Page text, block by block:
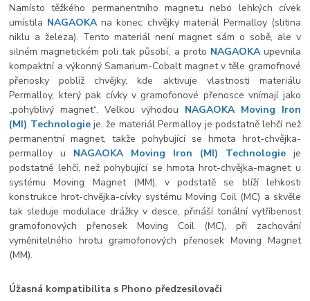
Namísto těžkého permanentního magnetu nebo lehkých cívek
umístila NAGAOKAna konec chvějky materiál Permalloy (slitina
niklu a železa). Tento materiál není magnet sám o sobě, ale v
silném magnetickém poli tak působí, a proto NAGAOKAupevnila
kompaktní a výkonný Samarium-Cobalt magnet v těle gramofnové
přenosky poblíž chvějky, kde aktivuje vlastnosti materiálu
Permalloy, který pak cívky v gramofonové přenosce vnímají jako
„pohyblivý magnet“. Velkou výhodou NAGAOKA Moving Iron
(MI) Technologieje, že materiál Permalloy je podstatně lehčí než
permanentní magnet, takže pohybující se hmota hrot-chvějka-
permalloy u NAGAOKA Moving Iron (MI) Technologieje
podstatně lehčí, než pohybující se hmota hrot-chvějka-magnet u
systému Moving Magnet (MM), v podstatě se blíží lehkosti
konstrukce hrot-chvějka-cívky systému Moving Coil (MC) a skvěle
tak sleduje modulace drážky v desce, přináší tonální vytříbenost
gramofonových přenosek Moving Coil (MC), při zachování
vyměnitelného hrotu gramofonových přenosek Moving Magnet
(MM).
Úžasná kompatibilita s Phono předzesilovači